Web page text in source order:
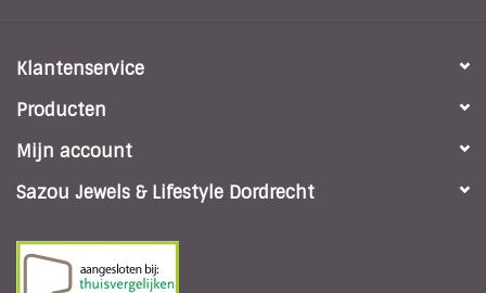
Klantenservice
Producten
Mijn account
Sazou Jewels & Lifestyle Dordrecht